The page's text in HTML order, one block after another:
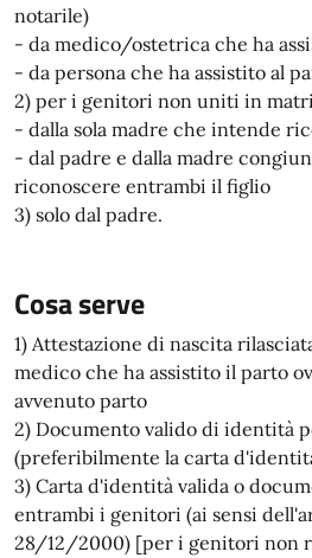
notarile)
- da medico/ostetrica che ha
- da persona che ha assistito al
2) per i genitori non uniti in
- dalla sola madre che intende
- dal padre e dalla madre
riconoscere entrambi il figlio
3) solo dal padre.
Cosa serve
1) Attestazione di nascita
medico che ha assistito il parto
avvenuto parto
2) Documento valido di identità
(preferibilmente la carta
3) Carta d'identità valida o
entrambi i genitori (ai sensi
28/12/2000) [per i genitori non